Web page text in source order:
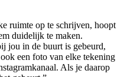
ruimte op te schrijven, hoopt
duidelijk te maken.
jou in de buurt is gebeurd,
een foto van elke tekening
Als je daarop